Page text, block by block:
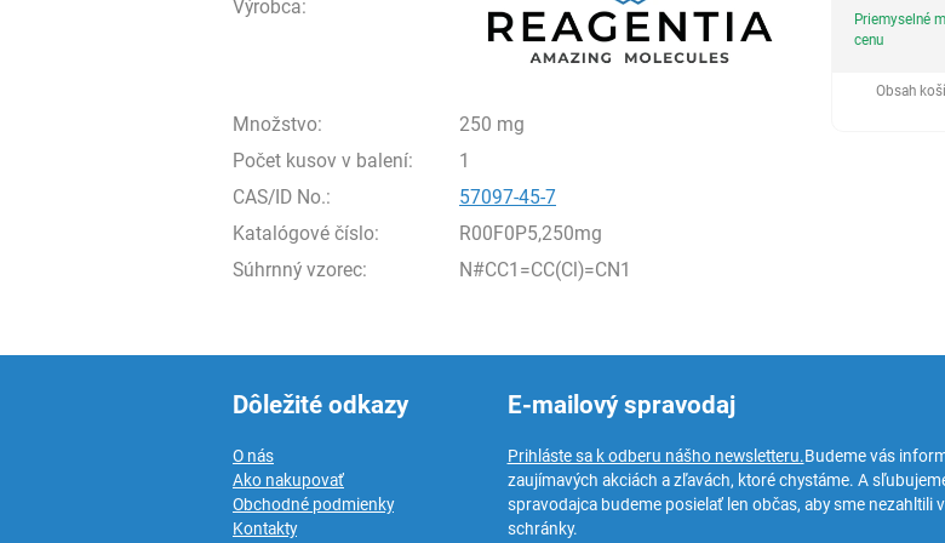
Výrobca:
Množstvo:
250 mg
Počet kusov v balení:
1
CAS/ID No.:
57097-45-7
Katalógové číslo:
R00F0P5,250mg
Súhrnný vzorec:
N#CC1=CC(Cl)=CN1
Priemyselné
cenu
Obsah
Dôležité odkazy
O nás
Ako nakupovať
Obchodné podmienky
Kontakty
E-mailový spravodaj
Prihláste sa k odberu nášho newsletteru.Budeme vás
zaujímavých akciách a zľavách, ktoré chystáme. A
spravodajca budeme posielať len občas, aby sme nezahltili
schránky.